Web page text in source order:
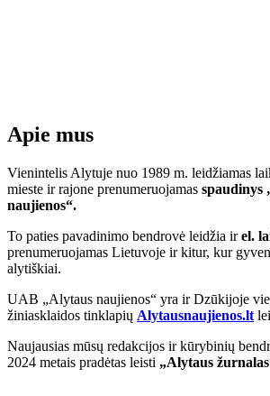
Apie mus
Vienintelis Alytuje nuo 1989 m. leidžiamas
mieste ir rajone prenumeruojamas spaudinys
naujienos“.
To paties pavadinimo bendrovė leidžia irel.
prenumeruojamas Lietuvoje ir kitur, kur
alytiškiai.
UAB „Alytaus naujienos“ yra ir Dzūkijoje
žiniasklaidos tinklapių Alytausnaujienos.lt
Naujausias mūsų redakcijos ir kūrybinių
2024 metais pradėtas leisti „Alytaus